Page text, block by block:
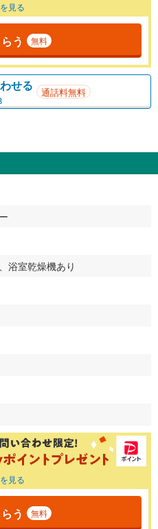
見る
う 無料
せる 通話料無料
浴室乾燥機あり
見る
う 無料